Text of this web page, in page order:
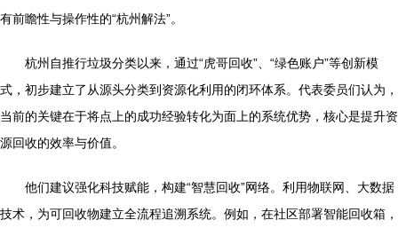
有前瞻性与操作性的“杭州解法”。
杭州自推行垃圾分类以来，通过“虎哥回收”、“绿色账户”等创新模
式，初步建立了从源头分类到资源化利用的闭环体系。代表委员们认为，
当前的关键在于将点上的成功经验转化为面上的系统优势，核心是提升资
源回收的效率与价值。
他们建议强化科技赋能，构建“智慧回收”网络。利用物联网、大数据
技术，为可回收物建立全流程追溯系统。例如，在社区部署智能回收箱，